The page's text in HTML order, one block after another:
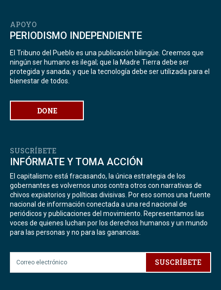
APOYO
PERIODISMO INDEPENDIENTE
El Tribuno del Pueblo es una publicación bilingüe. Creemos que
ningún ser humano es ilegal; que la Madre Tierra debe ser
protegida y sanada; y que la tecnología debe ser utilizada para el
bienestar de todos.
DONE
SUSCRÍBETE
INFÓRMATE Y TOMA ACCIÓN
El capitalismo está fracasando, la única estrategia de los
gobernantes es volvernos unos contra otros con narrativas de
chivos expiatorios y políticas divisivas. Por eso somos una fuente
nacional de información conectada a una red nacional de
periódicos y publicaciones del movimiento. Representamos las
voces de quienes luchan por los derechos humanos y un mundo
para las personas y no para las ganancias.
SUSCRÍBETE